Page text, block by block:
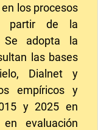
los procesos
a partir de la
Se adopta la
las bases
Dialnet y
empíricos y
y 2025 en
evaluación